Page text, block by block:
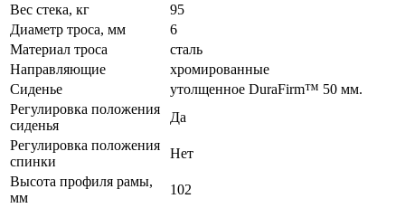
Вес стека, кг
95
Диаметр троса, мм
6
Материал троса
сталь
Направляющие
хромированные
Сиденье
утолщенное DuraFirm™ 50 мм.
Регулировка положения
сиденья
Да
Регулировка положения
спинки
Нет
Высота профиля рамы,
мм
102